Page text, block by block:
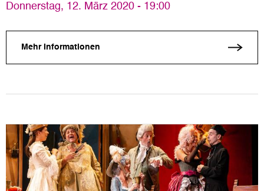
Donnerstag, 12. März 2020 - 19:00
Mehr Informationen